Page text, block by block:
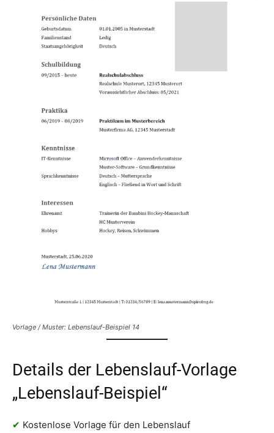
Vorlage / Muster: Lebenslauf-Beispiel 14
Details der Lebenslauf-Vorlage
„Lebenslauf-Beispiel“
✔ Kostenlose Vorlage für den Lebenslauf